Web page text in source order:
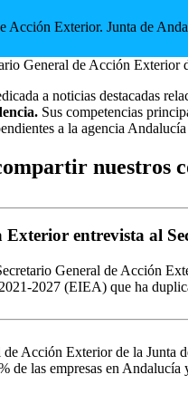
Acción Exterior. Junta de
a noticias destacadas
Sus competencias
a la agencia
nuestros
Exterior entrevista al
General de Acción
2027 (EIEA) que ha
de Acción Exterior de la Junta
de las empresas en